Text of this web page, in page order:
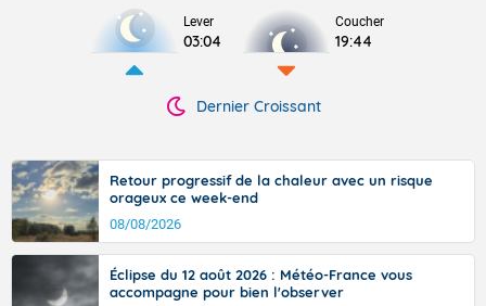
Lever
03:04
Coucher
19:44
Dernier Croissant
Retour progressif de la chaleur avec un risque
orageux ce week-end
08/08/2026
Éclipse du 12 août 2026 : Météo-France vous
accompagne pour bien l'observer